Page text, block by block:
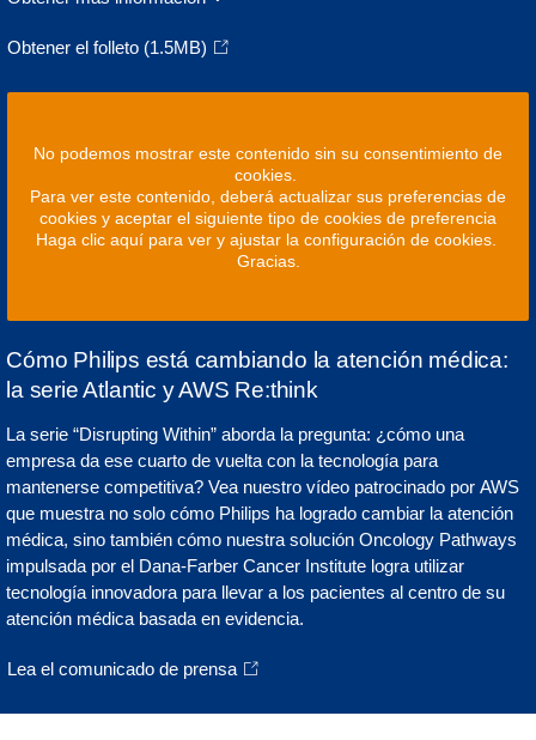
Obtener el folleto (1.5MB)
No podemos mostrar este contenido sin su consentimiento de
cookies.
Para ver este contenido, deberá actualizar sus preferencias de
cookies y aceptar el siguiente tipo de cookies de preferencia
Haga clic aquí para ver y ajustar la configuración de cookies.
Gracias.
Cómo Philips está cambiando la atención médica:
la serie Atlantic y AWS Re:think
La serie “Disrupting Within” aborda la pregunta: ¿cómo una
empresa da ese cuarto de vuelta con la tecnología para
mantenerse competitiva? Vea nuestro vídeo patrocinado por AWS
que muestra no solo cómo Philips ha logrado cambiar la atención
médica, sino también cómo nuestra solución Oncology Pathways
impulsada por el Dana-Farber Cancer Institute logra utilizar
tecnología innovadora para llevar a los pacientes al centro de su
atención médica basada en evidencia.
Lea el comunicado de prensa